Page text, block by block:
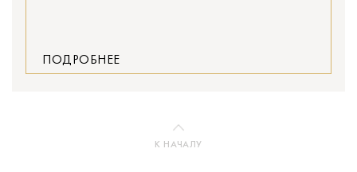
ПОДРОБНЕЕ
К НАЧАЛУ